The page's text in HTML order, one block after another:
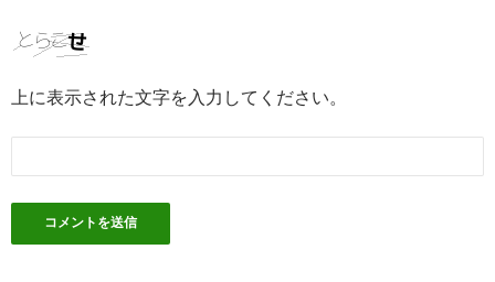
上に表示された文字を入力してください。